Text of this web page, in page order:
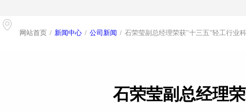
网站首页 / 新闻中心 / 公司新闻 / 石荣莹副总经理荣获"十三五”轻工行业
石荣莹副总经理